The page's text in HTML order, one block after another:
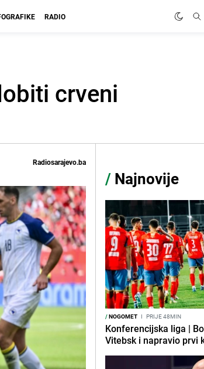
RADIO
crveni
Radiosarajevo.ba
/ Najnovije
/NOGOMET I PRIJE 48MIN
Konferencijska liga |
Vitebsk i napravio prvi